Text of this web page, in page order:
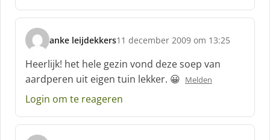
e
f
:
anke leijdekkers
s
c
h
r
e
f
11 december 2009 om 13:25
Heerlijk! het hele gezin vond deze soep van
aardperen uit eigen tuin lekker. 😀 Melden
Login om te reageren